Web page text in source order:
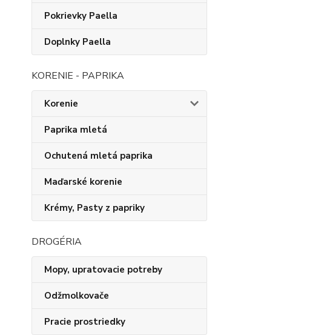
Pokrievky Paella
Doplnky Paella
KORENIE - PAPRIKA
Korenie
Paprika mletá
Ochutená mletá paprika
Maďarské korenie
Krémy, Pasty z papriky
DROGÉRIA
Mopy, upratovacie potreby
Odžmolkovače
Pracie prostriedky